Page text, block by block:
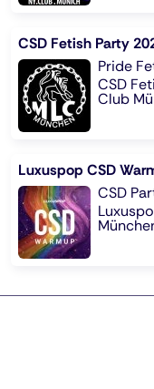
CSD Fetish Party
Pride
CSD
Club
Luxuspop CSD
CSD